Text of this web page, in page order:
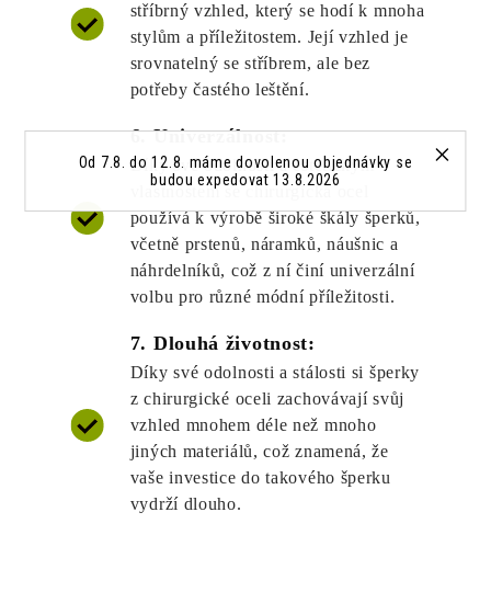
Od 7.8. do 12.8. máme dovolenou objednávky se
budou expedovat 13.8.2026
stříbrný vzhled, který se hodí k mnoha
stylům a příležitostem. Její vzhled je
srovnatelný se stříbrem, ale bez
potřeby častého leštění.
6. Univerzálnost:
Díky své odolnosti a estetickým
vlastnostem se chirurgická ocel
používá k výrobě široké škály šperků,
včetně prstenů, náramků, náušnic a
náhrdelníků, což z ní činí univerzální
volbu pro různé módní příležitosti.
7. Dlouhá životnost:
Díky své odolnosti a stálosti si šperky
z chirurgické oceli zachovávají svůj
vzhled mnohem déle než mnoho
jiných materiálů, což znamená, že
vaše investice do takového šperku
vydrží dlouho.